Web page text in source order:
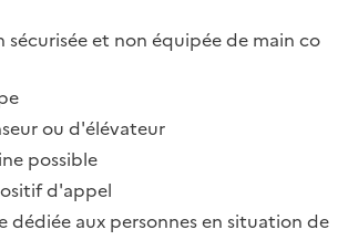
sécurisée et non équipée de main co
ou d'élévateur
possible
d'appel
dédiée aux personnes en situation de